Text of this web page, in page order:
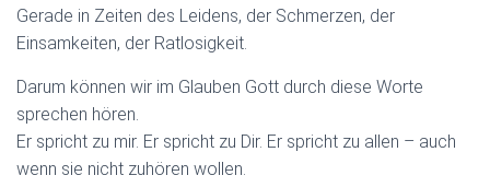
Gerade in Zeiten des Leidens, der Schmerzen, der
Einsamkeiten, der Ratlosigkeit.
Darum können wir im Glauben Gott durch diese Worte
sprechen hören.
Er spricht zu mir. Er spricht zu Dir. Er spricht zu allen – auch
wenn sie nicht zuhören wollen.